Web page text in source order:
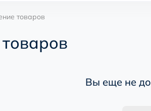
товаров
Вы еще не